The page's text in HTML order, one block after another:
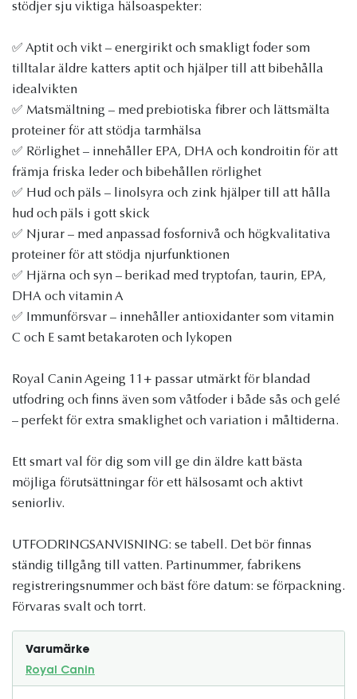
stödjer sju viktiga hälsoaspekter:
✅ Aptit och vikt – energirikt och smakligt foder som
tilltalar äldre katters aptit och hjälper till att bibehålla
idealvikten
✅ Matsmältning – med prebiotiska fibrer och lättsmälta
proteiner för att stödja tarmhälsa
✅ Rörlighet – innehåller EPA, DHA och kondroitin för att
främja friska leder och bibehållen rörlighet
✅ Hud och päls – linolsyra och zink hjälper till att hålla
hud och päls i gott skick
✅ Njurar – med anpassad fosfornivå och högkvalitativa
proteiner för att stödja njurfunktionen
✅ Hjärna och syn – berikad med tryptofan, taurin, EPA,
DHA och vitamin A
✅ Immunförsvar – innehåller antioxidanter som vitamin
C och E samt betakaroten och lykopen
Royal Canin Ageing 11+ passar utmärkt för blandad
utfodring och finns även som våtfoder i både sås och gelé
– perfekt för extra smaklighet och variation i måltiderna.
Ett smart val för dig som vill ge din äldre katt bästa
möjliga förutsättningar för ett hälsosamt och aktivt
seniorliv.
UTFODRINGSANVISNING: se tabell. Det bör finnas
ständig tillgång till vatten. Partinummer, fabrikens
registreringsnummer och bäst före datum: se förpackning.
Förvaras svalt och torrt.
Varumärke
Royal Canin